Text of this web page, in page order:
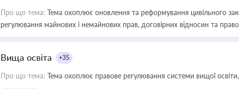
Про що тема: Тема охоплює оновлення та реформування цивільного
регулювання майнових і немайнових прав, договірних відносин та
Вища освіта +35
Про що тема: Тема охоплює правове регулювання системи вищої освіти,